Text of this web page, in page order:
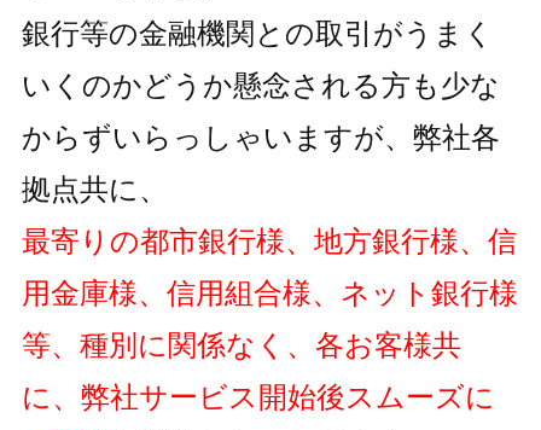
銀行等の金融機関との取引がうまく
いくのかどうか懸念される方も少な
からずいらっしゃいますが、弊社各
拠点共に、
最寄りの都市銀行様、地方銀行様、信
用金庫様、信用組合様、ネット銀行様
等、種別に関係なく、各お客様共
に、弊社サービス開始後スムーズに